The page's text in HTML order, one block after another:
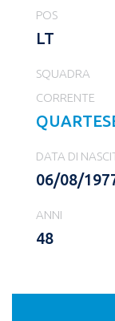
POS
LT
SQUADRA
CORRENTE
DATA DI
06/08/
ANNI
48